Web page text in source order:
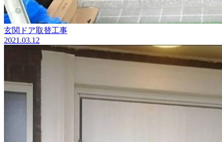
玄関ドア取替工事
2021.03.12